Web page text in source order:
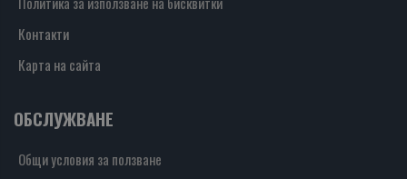
Контакти
Карта на сайта
ОБСЛУЖВАНЕ
Общи условия за ползване